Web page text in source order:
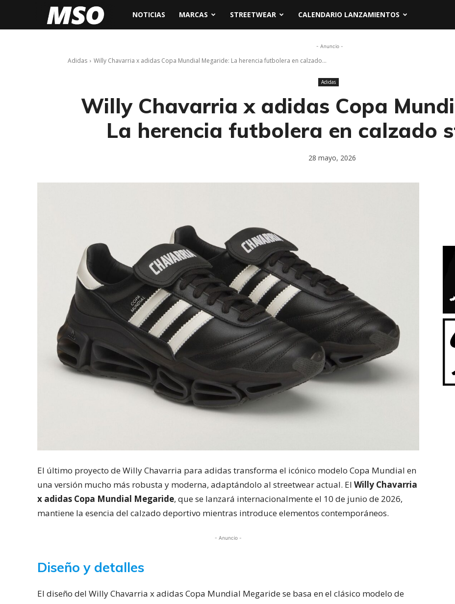
MyNOTICIAS MARCAS STREETWEAR CALENDARIO LANZAMIENTOS
- Anuncio -
Adidas Willy Chavarria x adidas Copa Mundial Megaride: La herencia futbolera en calzado...
Adidas
Willy Chavarria x adidas Copa
La herencia futbolera en calzado
28 mayo, 2026
El último proyecto de Willy Chavarria para adidas transforma el icónico modelo Copa Mundial en
una versión mucho más robusta y moderna, adaptándolo al streetwear actual. El Willy Chavarria
x adidas Copa Mundial Megaride, que se lanzará internacionalmente el 10 de junio de 2026,
mantiene la esencia del calzado deportivo mientras introduce elementos contemporáneos.
- Anuncio -
Diseño y detalles
El diseño del Willy Chavarria x adidas Copa Mundial Megaride se basa en el clásico modelo de